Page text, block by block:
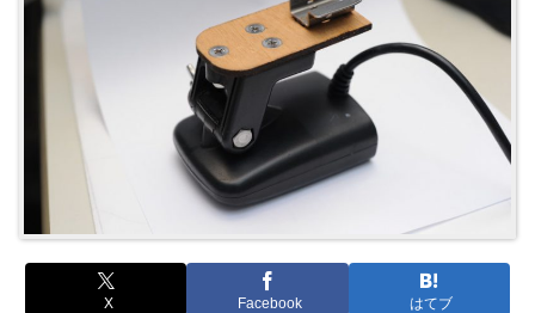
X Facebook はてブ